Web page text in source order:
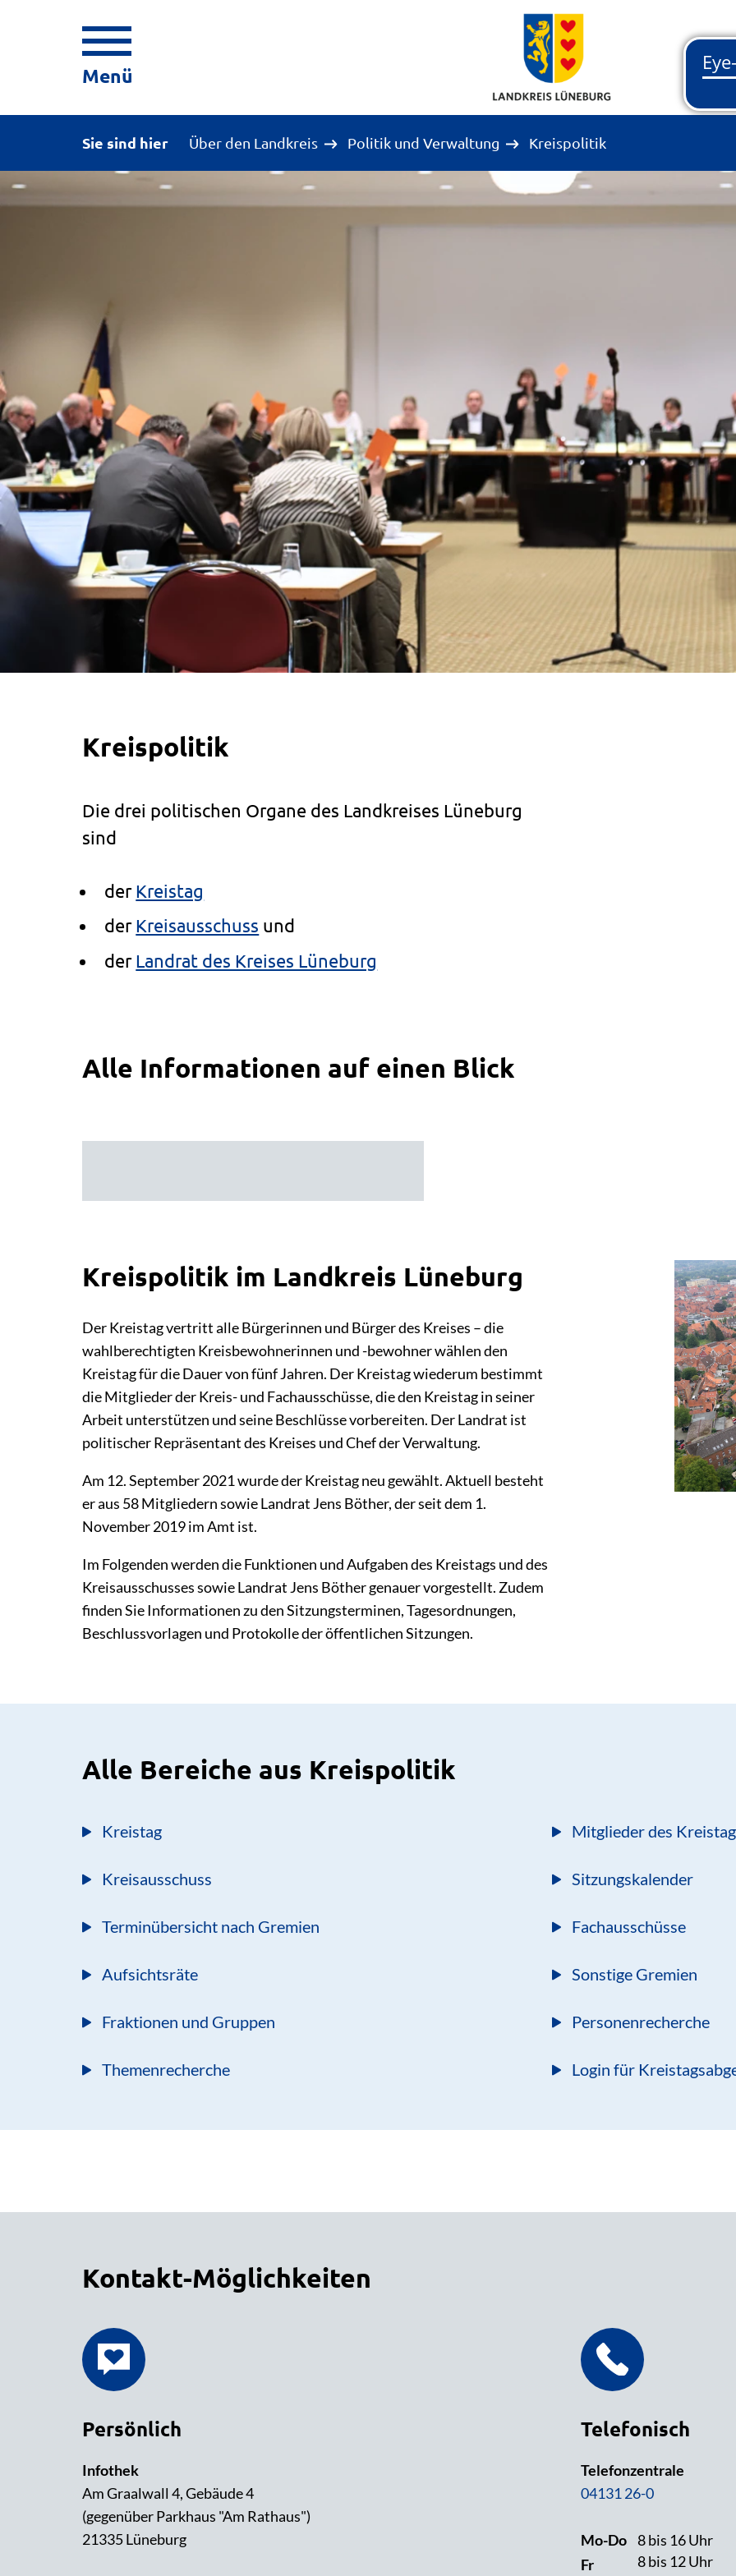
Menü
Sie sind hier Über den Landkreis Politik und Verwaltung Kreispolitik
Kreispolitik
Die drei politischen Organe des Landkreises Lüneburg
sind
derKreistag
derKreisausschuss und
derLandrat des Kreises Lüneburg
Alle Informationen auf einen Blick
Kreispolitik im Landkreis Lüneburg
Der Kreistag vertritt alle Bürgerinnen und Bürger des Kreises – die
wahlberechtigten Kreisbewohnerinnen und -bewohner wählen den
Kreistag für die Dauer von fünf Jahren. Der Kreistag wiederum bestimmt
die Mitglieder der Kreis- und Fachausschüsse, die den Kreistag in seiner
Arbeit unterstützen und seine Beschlüsse vorbereiten. Der Landrat ist
politischer Repräsentant des Kreises und Chef der Verwaltung.
Am 12. September 2021 wurde der Kreistag neu gewählt. Aktuell besteht
er aus 58 Mitgliedern sowie Landrat Jens Böther, der seit dem 1.
November 2019 im Amt ist.
Im Folgenden werden die Funktionen und Aufgaben des Kreistags und des
Kreisausschusses sowie Landrat Jens Böther genauer vorgestellt. Zudem
finden Sie Informationen zu den Sitzungsterminen, Tagesordnungen,
Beschlussvorlagen und Protokolle der öffentlichen Sitzungen.
Alle Bereiche aus Kreispolitik
Kreistag Mitglieder des
Kreisausschuss Sitzungskalender
Terminübersicht nach Gremien Fachausschüsse
Aufsichtsräte Sonstige Gremien
Fraktionen und Gruppen Personenrecherche
Themenrecherche Login für
Kontakt-Möglichkeiten
Persönlich
Infothek
Am Graalwall 4, Gebäude 4
(gegenüber Parkhaus "Am Rathaus")
21335 Lüneburg
Telefonisch
Telefonzentrale
04131 26-0
Mo-Do
Fr
8 bis 16 Uhr
8 bis 12 Uhr